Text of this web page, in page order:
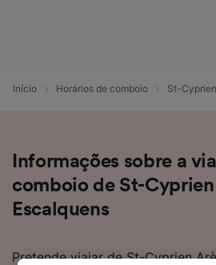
Início Horários de comboio St-
Informações sobre a
comboio de St-Cyprien
Escalquens
Pretende viajar de St-Cyprien